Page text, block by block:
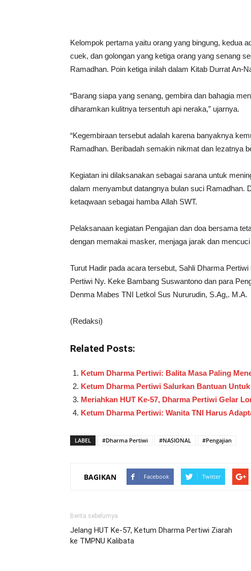
Kelompok pertama yaitu orang yang bingung, kedua
cuek, dan golongan yang ketiga orang yang senang
Ramadhan. Poin ketiga inilah dalam Kitab Durrat An-
“Barang siapa yang senang, gembira dan bahagia
diharamkan kulitnya tersentuh api neraka,” ujarnya.
“Kegembiraan tersebut adalah karena banyaknya
Ramadhan. Beribadah semakin nikmat dan lezatnya
Kegiatan ini dilaksanakan sebagai sarana untuk
dalam menyambut datangnya bulan suci Ramadhan.
ketaqwaan sebagai hamba Allah SWT.
Pelaksanaan kegiatan Pengajian dan doa bersama
dengan memakai masker, menjaga jarak dan
Turut Hadir pada acara tersebut, Sahli Dharma
Pertiwi Ny. Keke Bambang Suswantono dan para
Denma Mabes TNI Letkol Sus Nururudin, S.Ag,. M.A.
(Redaksi)
Related Posts:
Ketum Dharma Pertiwi: Balita Masa Paling
Ketum Dharma Pertiwi Salurkan Bantuan
Meriahkan HUT Ke-57, Dharma Pertiwi Gelar
Ketum Dharma Pertiwi: Wanita TNI Harus
LABEL #Dharma Pertiwi #NASIONAL #Pengajian
BAGIKAN Facebook Twitter
Berita sebelumya
Jelang HUT Ke-57, Ketum Dharma Pertiwi Ziarah
ke TMPNU Kalibata